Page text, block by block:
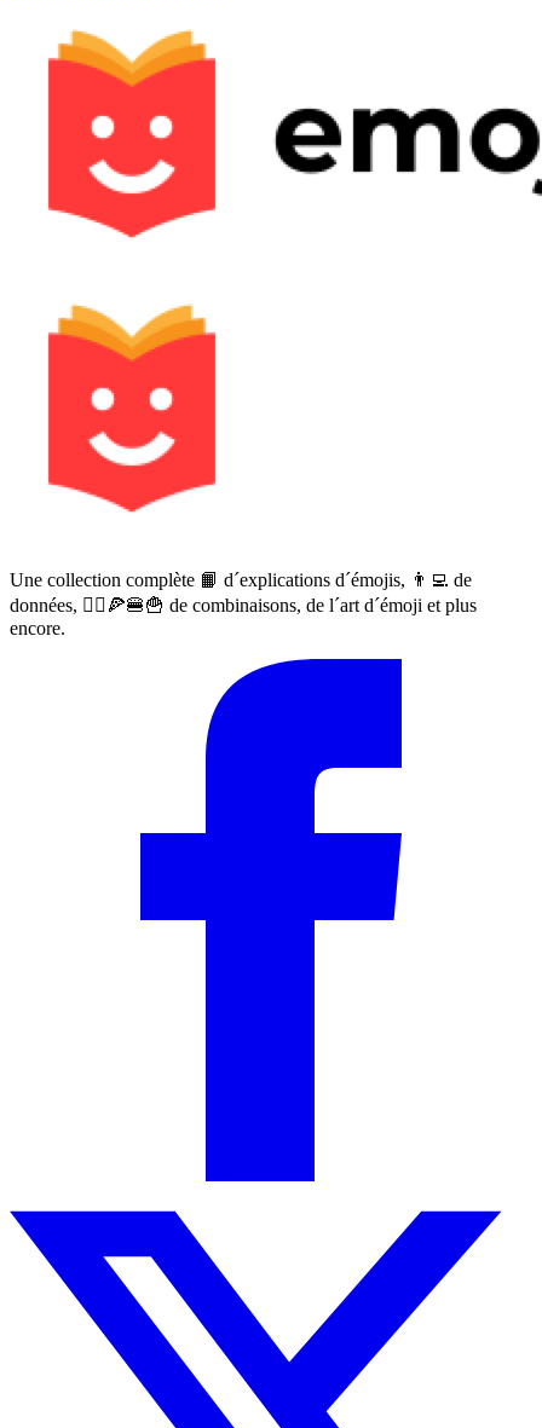
Une collection complète 📙 d´explications d´émojis, 👨‍💻 de
données, 🙅‍♀️🍕🍔🍟 de combinaisons, de l´art d´émoji et plus
encore.